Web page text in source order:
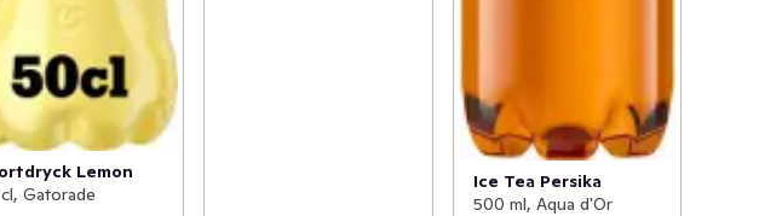
Lemon
Gatorade
Ice Tea Persika
500 ml, Aqua d'Or